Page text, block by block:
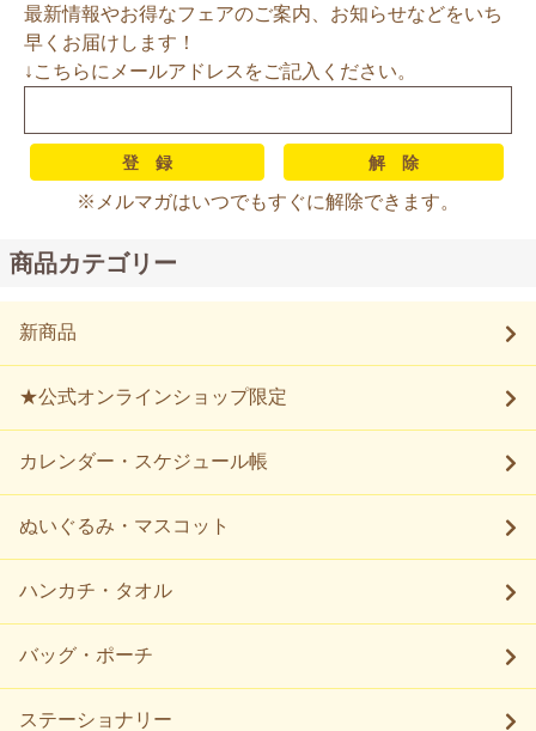
最新情報やお得なフェアのご案内、お知らせなどをいち
早くお届けします！
↓こちらにメールアドレスをご記入ください。
※メルマガはいつでもすぐに解除できます。
商品カテゴリー
新商品
★公式オンラインショップ限定
カレンダー・スケジュール帳
ぬいぐるみ・マスコット
ハンカチ・タオル
バッグ・ポーチ
ステーショナリー